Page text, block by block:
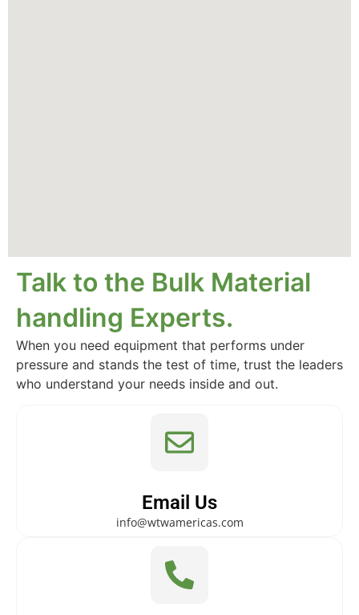
Talk to the Bulk Material
handling Experts.
When you need equipment that performs under
pressure and stands the test of time, trust the leaders
who understand your needs inside and out.
Email Us
info@wtwamericas.com